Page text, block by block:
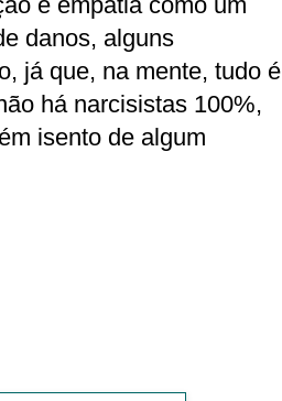
danos, alguns
já que, na mente, tudo é
há narcisistas 100%,
isento de algum